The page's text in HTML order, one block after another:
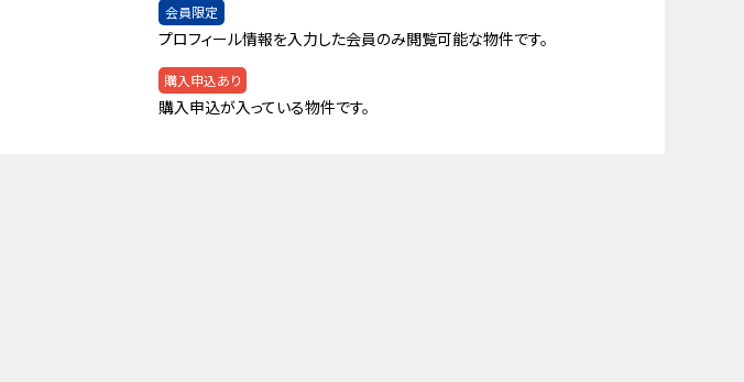
会員限定
プロフィール情報を入力した会員のみ閲覧可能な物件です。
購入申込あり
購入申込が入っている物件です。